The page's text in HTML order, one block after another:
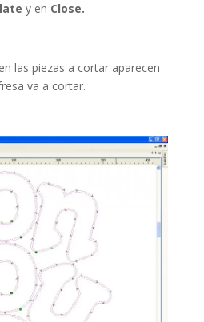
y en Close.
las piezas a cortar aparecen
va a cortar.